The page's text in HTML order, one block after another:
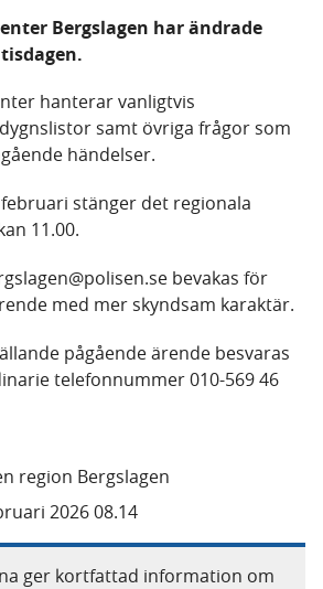
Bergslagen har ändrade
hanterar vanligtvis
samt övriga frågor som
händelser.
stänger det regionala
11.00.
bevakas för
med mer skyndsam karaktär.
pågående ärende besvaras
telefonnummer 010-569 46
region Bergslagen
2026 08.14
ger kortfattad information om